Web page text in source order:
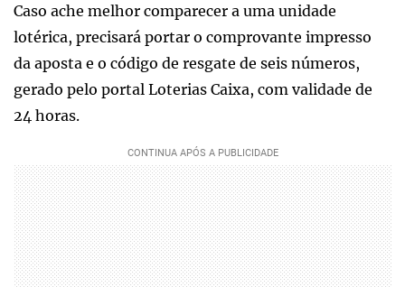
Caso ache melhor comparecer a uma unidade
lotérica, precisará portar o comprovante impresso
da aposta e o código de resgate de seis números,
gerado pelo portal Loterias Caixa, com validade de
24 horas.